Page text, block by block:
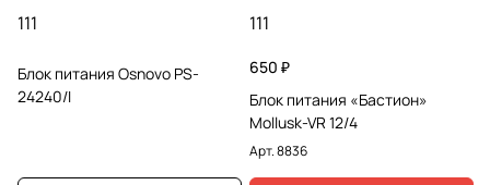
111
Блок питания Osnovo PS-
24240/I
111
650 ₽
Блок питания «Бастион»
Mollusk-VR 12/4
Арт.8836